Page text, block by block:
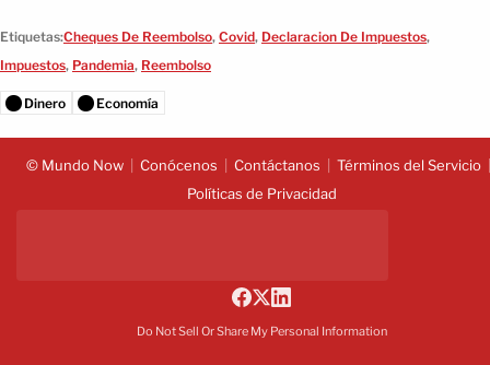
Etiquetas:Cheques De Reembolso, Covid, Declaracion De Impuestos,
Impuestos, Pandemia, Reembolso
Dinero Economía
© Mundo Now Conócenos Contáctanos
Términos del Servicio
Políticas de Privacidad
Do Not Sell Or Share My Personal Information